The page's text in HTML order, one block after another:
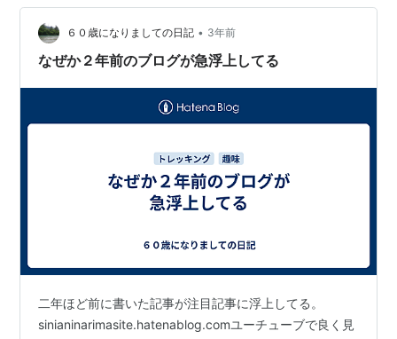
予約もいっぱいらしいですが すまりんたちは4月の予約
開始と同時に予約したのと 比較的人の少ない平日を選ん
だのでなんとか大丈夫でした 思い起こせば 初めての…
６０歳になりましての日記 • 3年前
なぜか２年前のブログが急浮上してる
二年ほど前に書いた記事が注目記事に浮上してる。
sinianinarimasite.hatenablog.comユーチューブで良く見